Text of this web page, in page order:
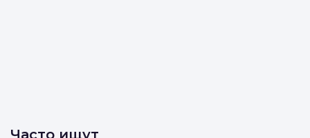
Часто ищут